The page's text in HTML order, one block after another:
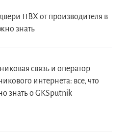
ПВХ от производителя в
знать
связь и оператор
интернета: все, что
знать о GKSputnik